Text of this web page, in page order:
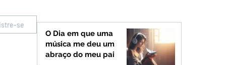
se
O Dia em que uma
música me deu um
abraço do meu pai